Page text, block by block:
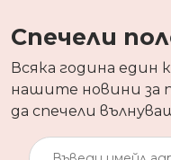
Спечели
Всяка година един
нашите новини за
да спечели